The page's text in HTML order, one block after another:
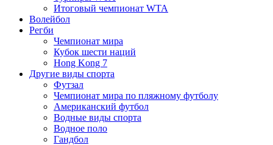
Итоговый чемпионат WTA
Волейбол
Регби
Чемпионат мира
Кубок шести наций
Hong Kong 7
Другие виды спорта
Футзал
Чемпионат мира по пляжному футболу
Американский футбол
Водные виды спорта
Водное поло
Гандбол